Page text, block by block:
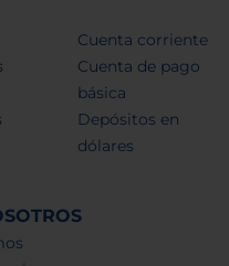
Cuenta corriente
Cuenta de pago
básica
Depósitos en
dólares